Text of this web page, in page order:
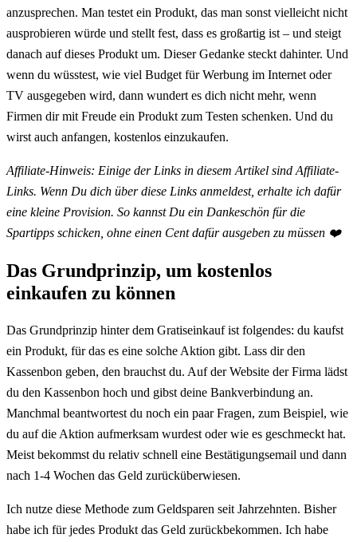
anzusprechen. Man testet ein Produkt, das man sonst vielleicht nicht
ausprobieren würde und stellt fest, dass es großartig ist – und steigt
danach auf dieses Produkt um. Dieser Gedanke steckt dahinter. Und
wenn du wüsstest, wie viel Budget für Werbung im Internet oder
TV ausgegeben wird, dann wundert es dich nicht mehr, wenn
Firmen dir mit Freude ein Produkt zum Testen schenken. Und du
wirst auch anfangen, kostenlos einzukaufen.
Affiliate-Hinweis: Einige der Links in diesem Artikel sind Affiliate-
Links. Wenn Du dich über diese Links anmeldest, erhalte ich dafür
eine kleine Provision. So kannst Du ein Dankeschön für die
Spartipps schicken, ohne einen Cent dafür ausgeben zu müssen ❤️
Das Grundprinzip, um kostenlos
einkaufen zu können
Das Grundprinzip hinter dem Gratiseinkauf ist folgendes: du kaufst
ein Produkt, für das es eine solche Aktion gibt. Lass dir den
Kassenbon geben, den brauchst du. Auf der Website der Firma lädst
du den Kassenbon hoch und gibst deine Bankverbindung an.
Manchmal beantwortest du noch ein paar Fragen, zum Beispiel, wie
du auf die Aktion aufmerksam wurdest oder wie es geschmeckt hat.
Meist bekommst du relativ schnell eine Bestätigungsemail und dann
nach 1-4 Wochen das Geld zurücküberwiesen.
Ich nutze diese Methode zum Geldsparen seit Jahrzehnten. Bisher
habe ich für jedes Produkt das Geld zurückbekommen. Ich habe